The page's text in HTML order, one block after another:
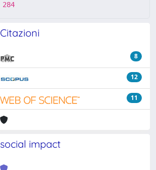
284
Citazioni
8
12
11
social impact